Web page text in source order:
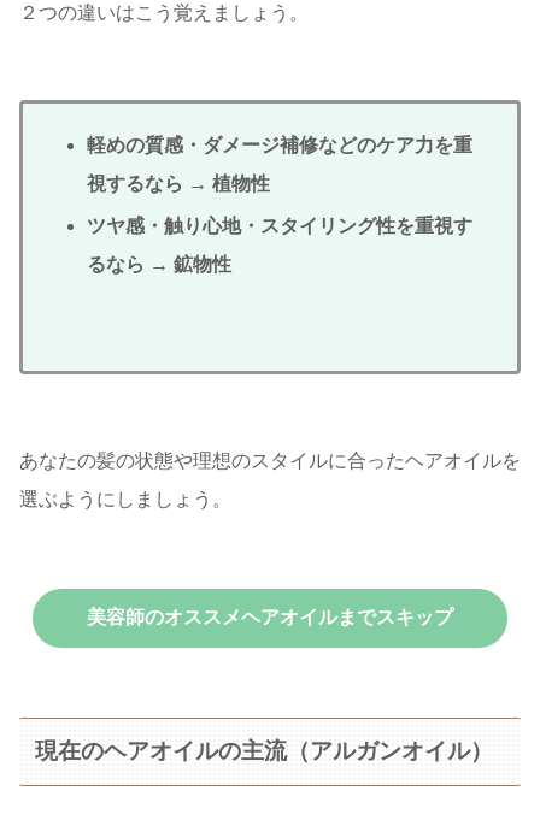
２つの違いはこう覚えましょう。
軽めの質感・ダメージ補修などのケア力を重
視するなら → 植物性
ツヤ感・触り心地・スタイリング性を重視す
るなら → 鉱物性
あなたの髪の状態や理想のスタイルに合ったヘアオイルを
選ぶようにしましょう。
美容師のオススメヘアオイルまでスキップ
現在のヘアオイルの主流（アルガンオイル）